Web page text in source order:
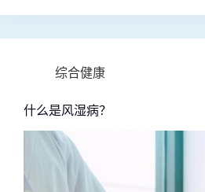
综合健康
什么是风湿病？